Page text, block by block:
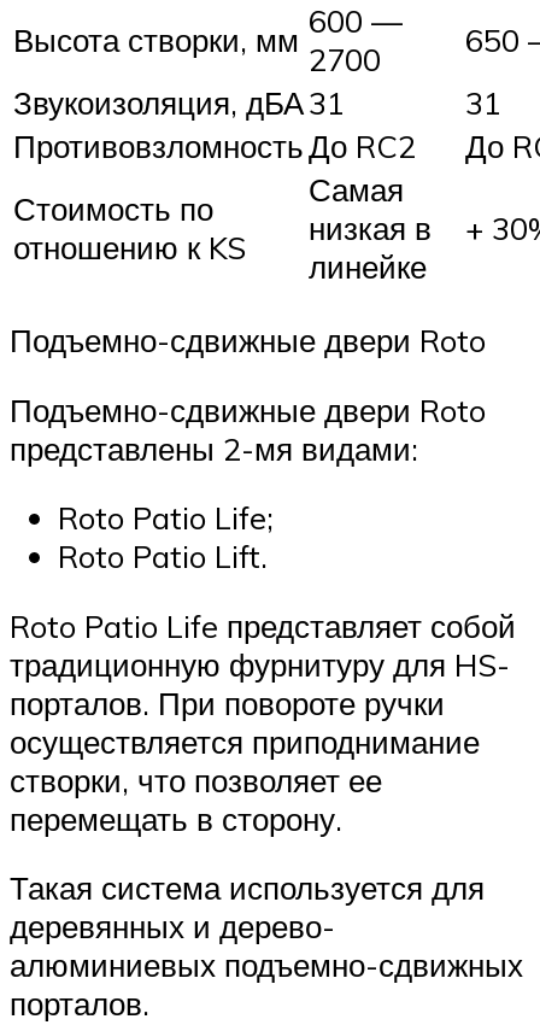
Высота створки, мм 600 —
2700
650
Звукоизоляция, дБА31
31
ПротивовзломностьДо RC2
До
Стоимость по
отношению к KS
Самая
низкая в
линейке
+
Подъемно-сдвижные двери Roto
Подъемно-сдвижные двери Roto
представлены 2-мя видами:
Roto Patio Life;
Roto Patio Lift.
Roto Patio Life представляет собой
традиционную фурнитуру для HS-
порталов. При повороте ручки
осуществляется приподнимание
створки, что позволяет ее
перемещать в сторону.
Такая система используется для
деревянных и дерево-
алюминиевых подъемно-сдвижных
порталов.